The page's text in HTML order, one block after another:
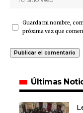
Guarda mi nombre,
próxima vez que
Últimas